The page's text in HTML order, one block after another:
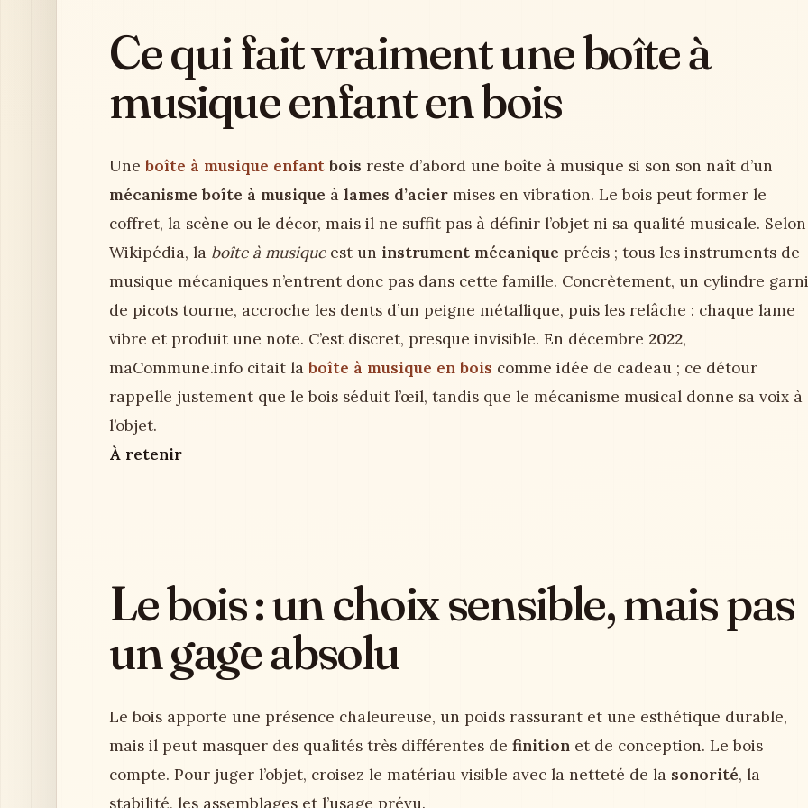
Ce qui fait vraiment une boîte à
musique enfant en bois
Uneboîte à musique enfantbois reste d’abord une boîte à musique si son son naît d’un
mécanisme boîte à musique à lames d’acier mises en vibration. Le bois peut former le
coffret, la scène ou le décor, mais il ne suffit pas à définir l’objet ni sa qualité musicale. Selon
Wikipédia, la boîte à musiqueest un instrument mécanique précis ; tous les instruments de
musique mécaniques n’entrent donc pas dans cette famille. Concrètement, un cylindre garni
de picots tourne, accroche les dents d’un peigne métallique, puis les relâche : chaque lame
vibre et produit une note. C’est discret, presque invisible. En décembre 2022,
maCommune.info citait laboîte à musique en bois comme idée de cadeau ; ce détour
rappelle justement que le bois séduit l’œil, tandis que le mécanisme musical donne sa voix à
l’objet.
À retenir
Le bois : un choix sensible, mais pas
un gage absolu
Le bois apporte une présence chaleureuse, un poids rassurant et une esthétique durable,
mais il peut masquer des qualités très différentes de finition et de conception. Le bois
compte. Pour juger l’objet, croisez le matériau visible avec la netteté de la sonorité, la
stabilité, les assemblages et l’usage prévu.